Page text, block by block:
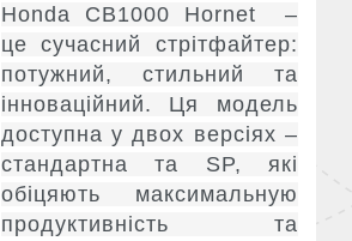
Honda CB1000 Hornet –
це сучасний стрітфайтер:
потужний, стильний та
інноваційний. Ця модель
доступна у двох версіях –
стандартна та SP, які
обіцяють максимальную
продуктивність та